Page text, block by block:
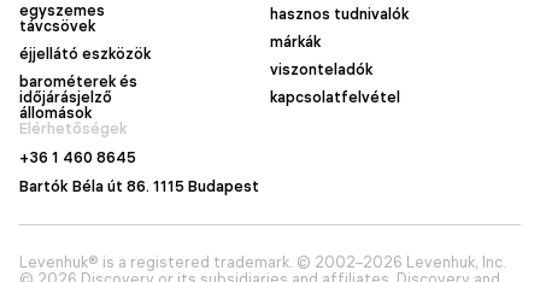
egyszemes
távcsövek
éjjellátó eszközök
barométerek és
időjárásjelző
állomások
hasznos tudnivalók
márkák
viszonteladók
kapcsolatfelvétel
Elérhetőségek
+36 1 460 8645
Bartók Béla út 86. 1115 Budapest
Levenhuk® is a registered trademark. © 2002–2026 Levenhuk, Inc.